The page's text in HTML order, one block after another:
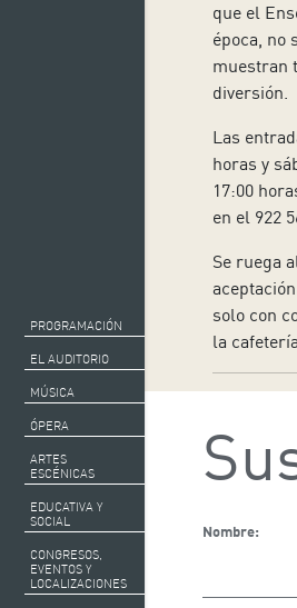
PROGRAMACIÓN
EL AUDITORIO
MÚSICA
ÓPERA
ARTES
ESCÉNICAS
EDUCATIVA Y
SOCIAL
CONGRESOS,
EVENTOS Y
LOCALIZACIONES
que el
época, no
muestran
diversión.
Las
horas y
17:00
en el 922
Se ruega
solo con
la
Nombre: